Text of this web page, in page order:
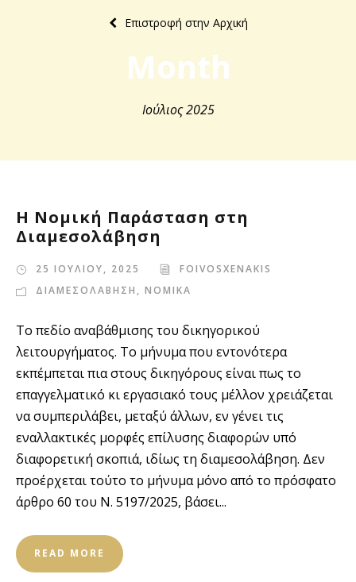
Επιστροφή στην Αρχική
Month
Ιούλιος 2025
Η Νομική Παράσταση στη
Διαμεσολάβηση
25 ΙΟΥΛΙΟΥ, 2025
FOIVOSXENAKIS
ΔΙΑΜΕΣΟΛΑΒΗΣΗ , ΝΟΜΙΚΑ
Το πεδίο αναβάθμισης του δικηγορικού
λειτουργήματος. Το μήνυμα που εντονότερα
εκπέμπεται πια στους δικηγόρους είναι πως το
επαγγελματικό κι εργασιακό τους μέλλον χρειάζεται
να συμπεριλάβει, μεταξύ άλλων, εν γένει τις
εναλλακτικές μορφές επίλυσης διαφορών υπό
διαφορετική σκοπιά, ιδίως τη διαμεσολάβηση. Δεν
προέρχεται τούτο το μήνυμα μόνο από το πρόσφατο
άρθρο 60 του Ν. 5197/2025, βάσει...
READ MORE